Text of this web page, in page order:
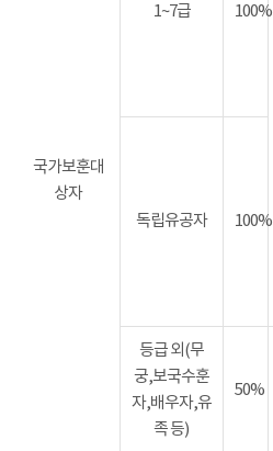
국가보훈대
상자
1~7급 100%
독립유공자 100%
등급 외(무
궁,보국수훈
자,배우자,유
족 등)
50%